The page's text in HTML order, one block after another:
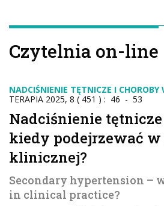
Czytelnia on-line
NADCIŚNIENIE TĘTNICZE I CHOROBY
TERAPIA 2025, 8 ( 451 ) : 46 - 53
Nadciśnienie
kiedy podejrzewać
klinicznej?
Secondary hypertension –
in clinical practice?